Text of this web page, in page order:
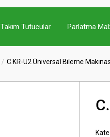
Takım Tutucular Parlatma
C.KR-U2 Üniversal Bileme